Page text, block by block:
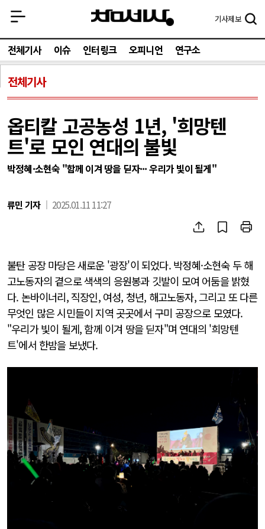
기사제보
전체기사 이슈 인터링크 오피니언 연구소
전체기사
옵티칼 고공농성 1년, '희망텐
트'로 모인 연대의 불빛
박정혜·소현숙 "함께 이겨 땅을 딛자··· 우리가 빛이 될게"
류민 기자 2025.01.11 11:27
불탄 공장 마당은 새로운 '광장'이 되었다. 박정혜·소현숙 두 해
고노동자의 곁으로 색색의 응원봉과 깃발이 모여 어둠을 밝혔
다. 논바이너리, 직장인, 여성, 청년, 해고노동자, 그리고 또 다른
무엇인 많은 시민들이 지역 곳곳에서 구미 공장으로 모였다.
"우리가 빛이 될게, 함께 이겨 땅을 딛자"며 연대의 '희망텐
트'에서 한밤을 보냈다.